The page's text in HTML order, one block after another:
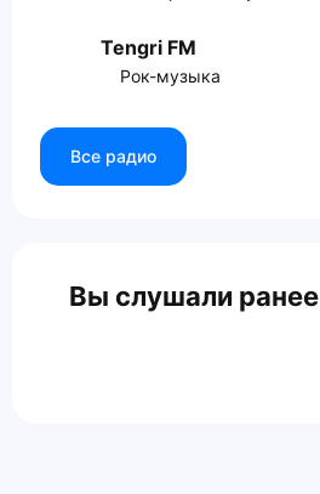
Tengri FM
Рок-музыка
Все радио
Вы слушали ранее